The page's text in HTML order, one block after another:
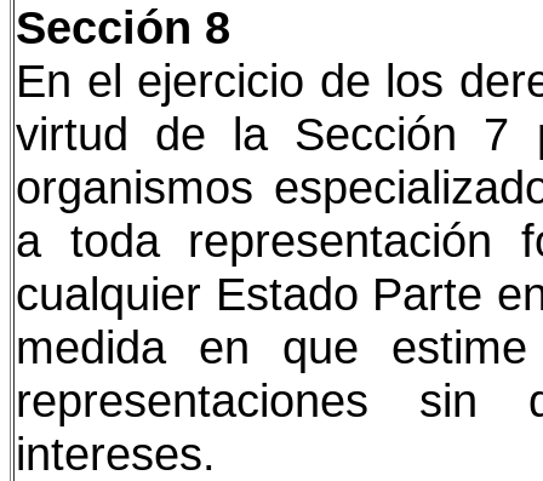
Sección 8
En el ejercicio de los
virtud de la Sección 7
organismos
a toda representación
cualquier Estado Parte
medida en que
representaciones
intereses.